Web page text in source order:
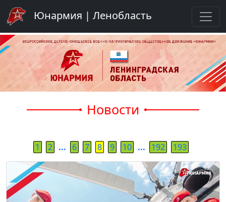
Юнармия | Ленобласть
Новости
1 2 ... 6 7 8 9 10 ... 192 193